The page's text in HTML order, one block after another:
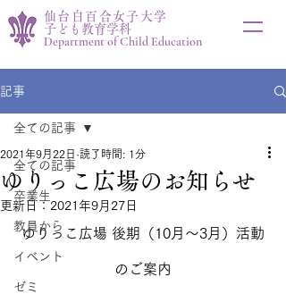
仙台白百合女子大学
子ども教育学科
Department of Child Education
記事
全ての記事
卒業生
教員から
イベント
ゼミ
全ての記事
ゆりっこ広場のお知らせ
2021年9月22日 読了時間: 1分
更新日： 2021年9月27日
ゆりっこ広場 後期（10月～3月）活動
のご案内